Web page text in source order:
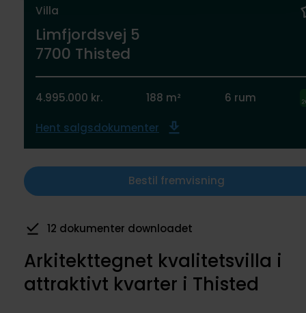
Villa
Limfjordsvej 5
7700 Thisted
4.995.000 kr. 188 m² 6 rum
Hent salgsdokumenter
Bestil fremvisning
12 dokumenter downloadet
449 visninger de seneste 7 dage
Arkitekttegnet kvalitetsvilla i
attraktivt kvarter i Thisted